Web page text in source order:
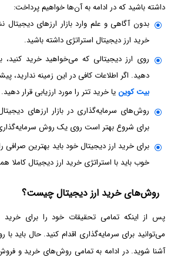
داشته باشید که در ادامه به آن‌ها خواهیم پرداخت:
بدون آگاهی و علم وارد بازار ارزهای
خرید ارز دیجیتال استراتژی داشته باشید.
روی ارز دیجیتالی که می‌خواهید خرید کنید،
دهید. اگر اطلاعات کافی در این زمینه ندارید،
بیت کوینیا خرید تتر را مورد ارزیابی قرار دهید.
روش‌های سرمایه‌گذاری در بازار ارزهای
برای شروع بهتر است روی یک روش
برای خرید ارز دیجیتال خود باید بهترین صرافی
خوب باید با استراتژی خرید ارز دیجیتال کاملا
روش‌های خرید ارز دیجیتال چیست؟
پس از اینکه تمامی تحقیقات خود را برای خرید
می‌توانید برای سرمایه‌گذاری اقدام کنید. حال باید
آشنا شوید. در ادامه به تمامی روش‌های خرید و